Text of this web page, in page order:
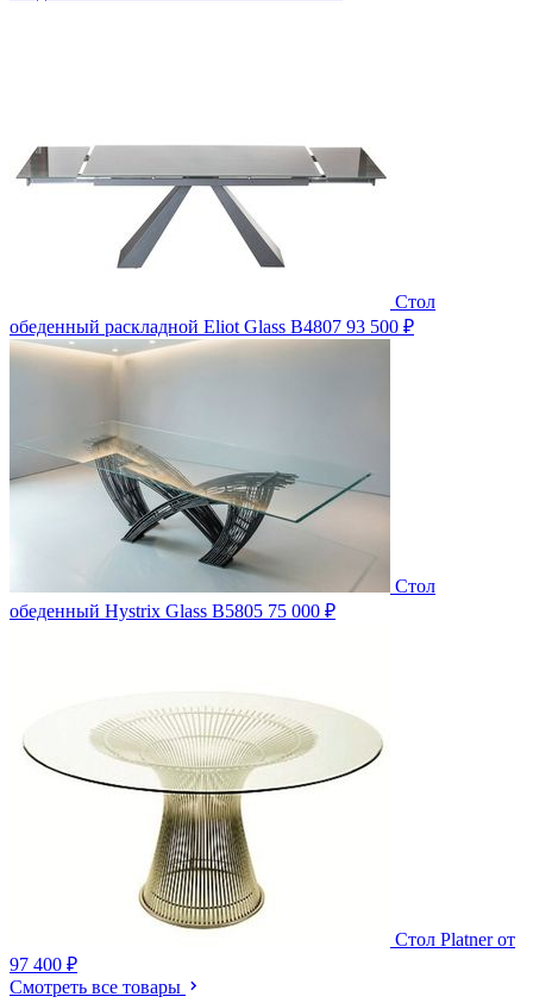
Стол
обеденный раскладной Eliot Glass B4807 93 500 ₽
Стол
обеденный Hystrix Glass B5805 75 000 ₽
Стол Platner от
97 400 ₽
Смотреть все товары